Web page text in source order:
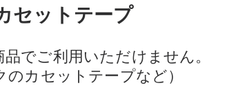
セットテープ
でご利用いただけません。
のカセットテープなど）